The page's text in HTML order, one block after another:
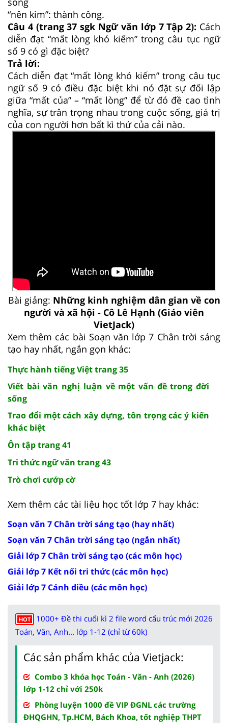
“nên kim”: thành công.
Câu 4 (trang 37 sgk Ngữ văn lớp 7 Tập 2): Cách
diễn đạt “mất lòng khó kiếm” trong câu tục ngữ
số 9 có gì đặc biệt?
Trả lời:
Cách diễn đạt “mất lòng khó kiếm” trong câu tục
ngữ số 9 có điều đặc biệt khi nó đặt sự đối lập
giữa “mất của” – “mất lòng” để từ đó đề cao tình
nghĩa, sự trân trọng nhau trong cuộc sống, giá trị
của con người hơn bất kì thứ của cải nào.
Bài giảng: Những kinh nghiệm dân gian về con
người và xã hội - Cô Lê Hạnh (Giáo viên
VietJack)
Xem thêm các bài Soạn văn lớp 7 Chân trời sáng
tạo hay nhất, ngắn gọn khác:
Thực hành tiếng Việt trang 35
Viết bài văn nghị luận về một vấn đề trong đời
sống
Trao đổi một cách xây dựng, tôn trọng các ý kiến
khác biệt
Ôn tập trang 41
Tri thức ngữ văn trang 43
Trò chơi cướp cờ
Xem thêm các tài liệu học tốt lớp 7 hay khác:
Soạn văn 7 Chân trời sáng tạo (hay nhất)
Soạn văn 7 Chân trời sáng tạo (ngắn nhất)
Giải lớp 7 Chân trời sáng tạo (các môn học)
Giải lớp 7 Kết nối tri thức (các môn học)
Giải lớp 7 Cánh diều (các môn học)
HOT
1000+ Đề thi cuối kì 2 file word cấu trúc mới 2026
Toán, Văn, Anh... lớp 1-12 (chỉ từ 60k)
Các sản phẩm khác của Vietjack:
Combo 3 khóa học Toán - Văn - Anh (2026)
lớp 1-12 chỉ với 250k
Phòng luyện 1000 đề VIP ĐGNL các trường
ĐHQGHN, Tp.HCM, Bách Khoa, tốt nghiệp THPT